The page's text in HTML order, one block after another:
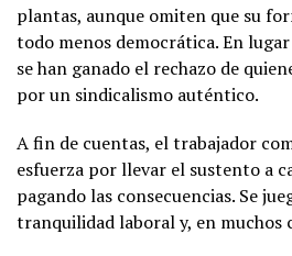
plantas, aunque omiten que su
todo menos democrática. En
se han ganado el rechazo de
por un sindicalismo auténtico.
A fin de cuentas, el trabajador
esfuerza por llevar el sustento a
pagando las consecuencias. Se
tranquilidad laboral y, en muchos